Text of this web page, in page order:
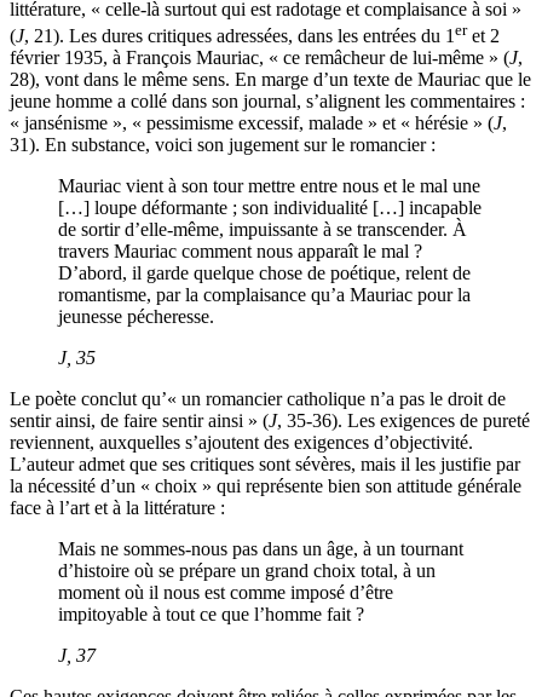
littérature, « celle-là surtout qui est radotage et complaisance à soi »
(J, 21). Les dures critiques adressées, dans les entrées du 1eret 2
février 1935, à François Mauriac, « ce remâcheur de lui-même » (J,
28), vont dans le même sens. En marge d’un texte de Mauriac que le
jeune homme a collé dans son journal, s’alignent les commentaires :
« jansénisme », « pessimisme excessif, malade » et « hérésie » (J,
31). En substance, voici son jugement sur le romancier :
Mauriac vient à son tour mettre entre nous et le mal une
[…] loupe déformante ; son individualité […] incapable
de sortir d’elle-même, impuissante à se transcender. À
travers Mauriac comment nous apparaît le mal ?
D’abord, il garde quelque chose de poétique, relent de
romantisme, par la complaisance qu’a Mauriac pour la
jeunesse pécheresse.
J, 35
Le poète conclut qu’« un romancier catholique n’a pas le droit de
sentir ainsi, de faire sentir ainsi » (J, 35-36). Les exigences de pureté
reviennent, auxquelles s’ajoutent des exigences d’objectivité.
L’auteur admet que ses critiques sont sévères, mais il les justifie par
la nécessité d’un « choix » qui représente bien son attitude générale
face à l’art et à la littérature :
Mais ne sommes-nous pas dans un âge, à un tournant
d’histoire où se prépare un grand choix total, à un
moment où il nous est comme imposé d’être
impitoyable à tout ce que l’homme fait ?
J, 37